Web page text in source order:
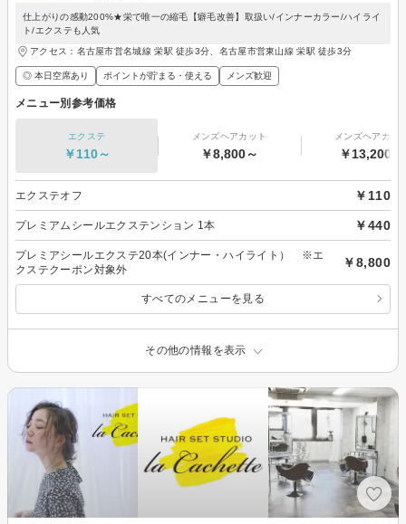
仕上がりの感動200%★栄で唯一の縮毛【癖毛改善】取扱い/インナーカラー/ハイライ
ト/エクステも人気
アクセス：名古屋市営名城線 栄駅 徒歩3分、名古屋市営東山線 栄駅 徒歩3分
◎ 本日空席あり ポイントが貯まる・使える メンズ歓迎
メニュー別参考価格
エクステ
￥110～
メンズヘアカット
￥8,800～
メンズヘアカラ
￥13,200～
エクステオフ ￥110
プレミアムシールエクステンション 1本 ￥440
プレミアシールエクステ20本(インナー・ハイライト） ※エ
クステクーポン対象外
￥8,800
すべてのメニューを見る
その他の情報を表示